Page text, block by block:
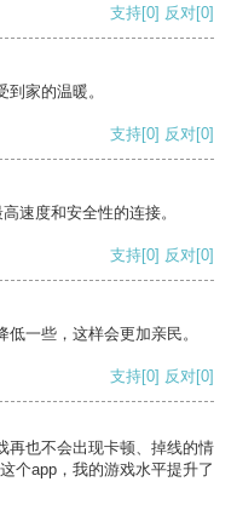
支持[0] 反对[0]
家的温暖。
支持[0] 反对[0]
速度和安全性的连接。
支持[0] 反对[0]
一些，这样会更加亲民。
支持[0] 反对[0]
再也不会出现卡顿、掉线的情
个app，我的游戏水平提升了